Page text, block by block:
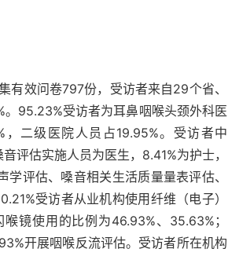
有效问卷797份，受访者来自29个省、
95.23%受访者为耳鼻咽喉头颈外科医
二级医院人员占19.95%。受访者中
评估实施人员为医生，8.41%为护士，
评估、嗓音相关生活质量量表评估、
受访者从业机构使用纤维（电子）
镜使用的比例为46.93%、35.63%；
开展咽喉反流评估。受访者所在机构